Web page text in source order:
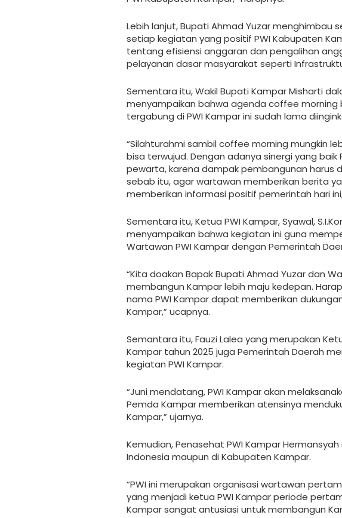
Lebih lanjut, Bupati Ahmad Yuzar menghimbau
setiap kegiatan yang positif PWI Kabupaten
tentang efisiensi anggaran dan pengalihan
pelayanan dasar masyarakat seperti
Sementara itu, Wakil Bupati Kampar Misharti
menyampaikan bahwa agenda coffee morning
tergabung di PWI Kampar ini sudah lama
“Silahturahmi sambil coffee morning mungkin
bisa terwujud. Dengan adanya sinergi yang
pewarta, karena dampak pembangunan harus
sebab itu, agar wartawan memberikan berita
memberikan informasi positif pemerintah hari
Sementara itu, Ketua PWI Kampar, Syawal,
menyampaikan bahwa kegiatan ini guna
Wartawan PWI Kampar dengan Pemerintah
“Kita doakan Bapak Bupati Ahmad Yuzar dan
membangun Kampar lebih maju kedepan.
nama PWI Kampar dapat memberikan
Kampar,” ucapnya.
Semantara itu, Fauzi Lalea yang merupakan
Kampar tahun 2025 juga Pemerintah Daerah
kegiatan PWI Kampar.
“Juni mendatang, PWI Kampar akan
Pemda Kampar memberikan atensinya
Kampar,” ujarnya.
Kemudian, Penasehat PWI Kampar
Indonesia maupun di Kabupaten Kampar.
“PWI ini merupakan organisasi wartawan
yang menjadi ketua PWI Kampar periode
Kampar sangat antusiasi untuk membangun